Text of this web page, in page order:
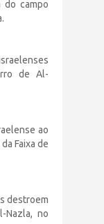
do campo
de Al-
ao
Faixa de
destroem
Nazla, no